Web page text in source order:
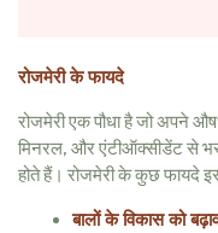
रोजमेरी के फायदे
रोजमेरी एक पौधा है जो अपने
मिनरल, और एंटीऑक्सीडेंट से
होते हैं। रोजमेरी के कुछ फायदे
बालों के विकास को